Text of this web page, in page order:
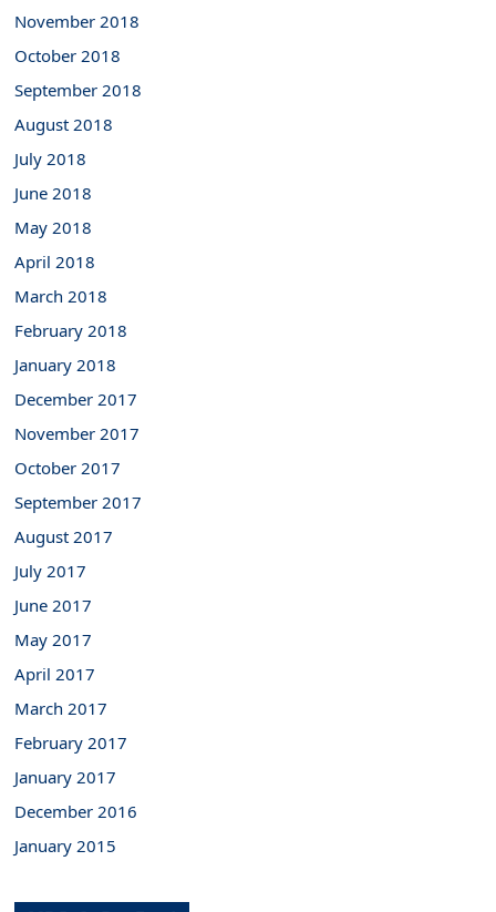
November 2018
October 2018
September 2018
August 2018
July 2018
June 2018
May 2018
April 2018
March 2018
February 2018
January 2018
December 2017
November 2017
October 2017
September 2017
August 2017
July 2017
June 2017
May 2017
April 2017
March 2017
February 2017
January 2017
December 2016
January 2015